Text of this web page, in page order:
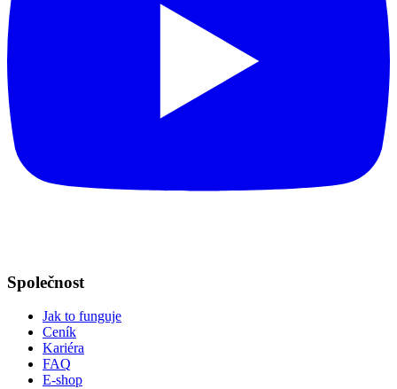
Společnost
Jak to funguje
Ceník
Kariéra
FAQ
E-shop